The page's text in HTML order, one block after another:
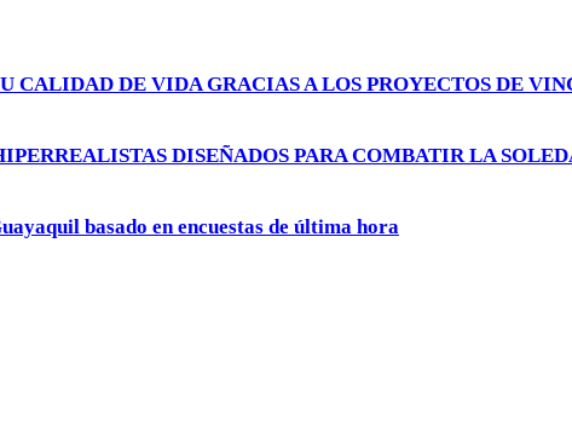
CALIDAD DE VIDA GRACIAS A LOS PROYECTOS DE
DISEÑADOS PARA COMBATIR LA
basado en encuestas de última hora